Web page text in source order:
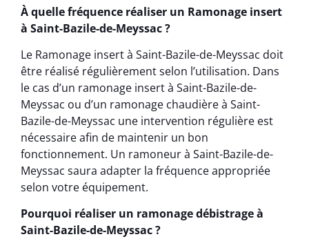
À quelle fréquence réaliser un Ramonage insert
à Saint-Bazile-de-Meyssac ?
Le Ramonage insert à Saint-Bazile-de-Meyssac doit
être réalisé régulièrement selon l’utilisation. Dans
le cas d’un ramonage insert à Saint-Bazile-de-
Meyssac ou d’un ramonage chaudière à Saint-
Bazile-de-Meyssac une intervention régulière est
nécessaire afin de maintenir un bon
fonctionnement. Un ramoneur à Saint-Bazile-de-
Meyssac saura adapter la fréquence appropriée
selon votre équipement.
Pourquoi réaliser un ramonage débistrage à
Saint-Bazile-de-Meyssac ?